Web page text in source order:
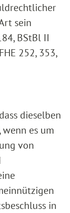
sein
BStBl II
252, 353,
dieselben
es um
von
in